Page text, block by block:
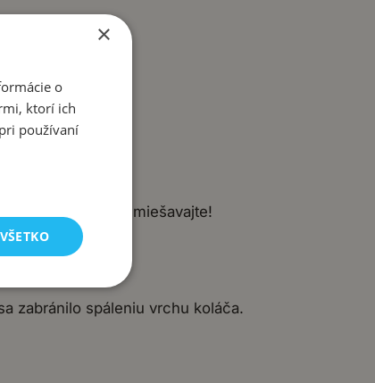
Ďalej už nepremiešavajte!
zabránilo spáleniu vrchu koláča.
×
o
ktorí ich
používaní